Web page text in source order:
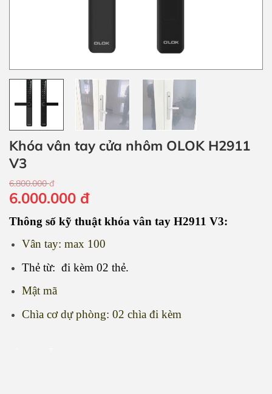
Khóa vân tay cửa nhôm OLOK H2911
V3
6.800.000đ
Giá
gốc
là:
6.800.000 đ.
6.000.000 đGiá
tại
là:
Thông số kỹ thuật khóa vân tay H2911 V3:
Vân tay: max 100
Thẻ từ: đi kèm 02 thẻ.
Mật mã
Chìa cơ dự phòng: 02 chìa đi kèm